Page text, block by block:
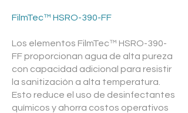
FilmTec™ HSRO-390-FF
Los elementos FilmTec™ HSRO-390-
FF proporcionan agua de alta pureza
con capacidad adicional para resistir
la sanitización a alta temperatura.
Esto reduce el uso de desinfectantes
químicos y ahorra costos operativos